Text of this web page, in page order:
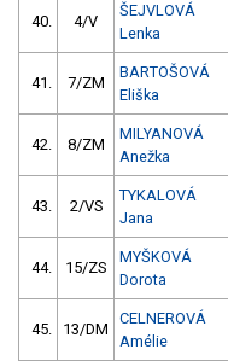
40. 4/V
ŠEJVLOVÁ
Lenka
41. 7/ZM
BARTOŠOVÁ
Eliška
42. 8/ZM
MILYANOVÁ
Anežka
43. 2/VS
TYKALOVÁ
Jana
44. 15/ZS
MYŠKOVÁ
Dorota
45. 13/DM
CELNEROVÁ
Amélie